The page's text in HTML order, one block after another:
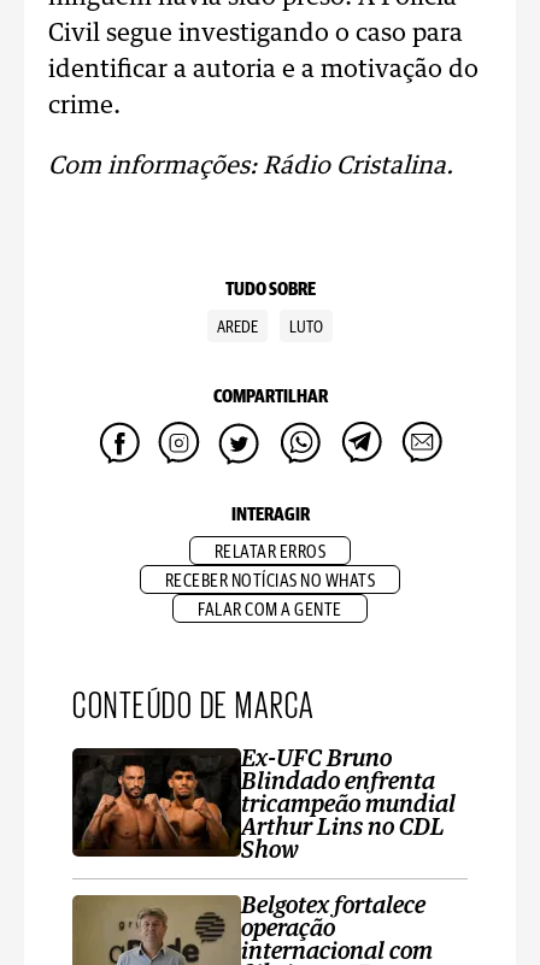
Civil segue investigando o caso para
identificar a autoria e a motivação do
crime.
Com informações: Rádio Cristalina.
TUDO SOBRE
AREDE LUTO
COMPARTILHAR
INTERAGIR
RELATAR ERROS
RECEBER NOTÍCIAS NO WHATS
FALAR COM A GENTE
CONTEÚDO DE MARCA
Ex-UFC Bruno
Blindado enfrenta
tricampeão mundial
Arthur Lins no CDL
Show
Belgotex fortalece
operação
internacional com